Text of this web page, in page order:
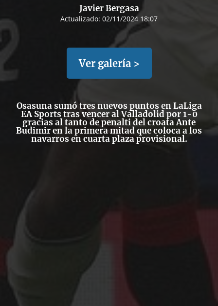
Javier Bergasa
Actualizado: 02/11/2024 18:07
Ver galería >
Osasuna sumó tres nuevos puntos en LaLiga
EA Sports tras vencer al Valladolid por 1-0
gracias al tanto de penalti del croata Ante
Budimir en la primera mitad que coloca a los
navarros en cuarta plaza provisional.